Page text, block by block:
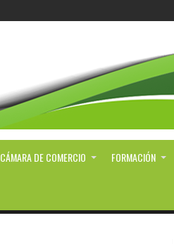
CÁMARA DE COMERCIO FORMACIÓN